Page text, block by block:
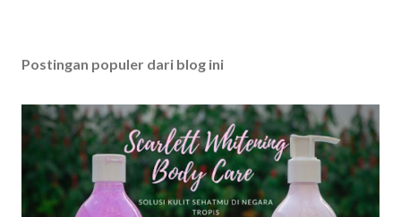
Postingan populer dari blog ini